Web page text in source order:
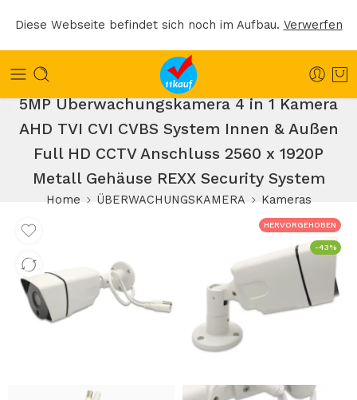
Diese Webseite befindet sich noch im Aufbau. Verwerfen
5MP Überwachungskamera 4 in 1 Kamera
AHD TVI CVI CVBS System Innen & Außen
Full HD CCTV Anschluss 2560 x 1920P
Metall Gehäuse REXX Security System
Home ÜBERWACHUNGSKAMERA Kameras
HERVORGEHOBEN
-43%